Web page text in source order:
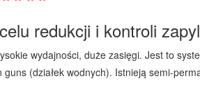
redukcji i kontroli
wydajności, duże zasięgi. Jest to
(działek wodnych). Istnieją semi-